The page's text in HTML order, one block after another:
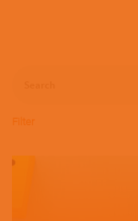
Filter